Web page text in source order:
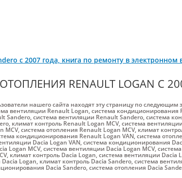
с 2007 года, книга по ремонту в электронном
RENAULT LOGAN С
нашего сайта находят эту страницу по следующим
вентиляции Renault Logan,система кондиционирования
Sandero,система вентиляции Renault Sandero,система
, климат контроль Renault Logan MCV,система
MCV,система отопления Renault Logan MCV, климат
кондиционирования Renault Logan VAN,система
Dacia Logan VAN,система кондиционирования
Logan MCV,система вентиляции Dacia Logan MCV,
, климат контроль Dacia Logan,система вентиляции Dacia
Logan, климат контроль Dacia Sandero,система
Dacia Sandero,система отопления Dacia